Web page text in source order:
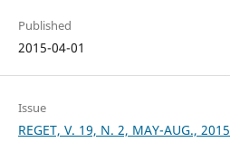
Published
2015-04-01
Issue
REGET, V. 19, N. 2, MAY-AUG., 2015